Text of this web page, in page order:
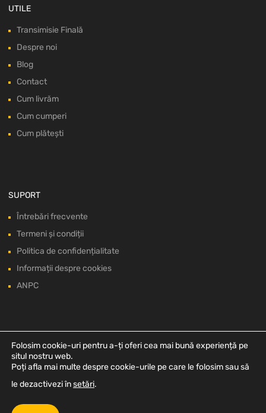
UTILE
Transimisie Finală
Despre noi
Blog
Contact
Cum livrăm
Cum cumperi
Cum plătești
SUPORT
Întrebări frecvente
Termeni și condiții
Politica de confidențialitate
Informații despre cookies
ANPC
Folosim cookie-uri pentru a-ți oferi cea mai bună experiență pe
situl nostru web.
Poți afla mai multe despre cookie-urile pe care le folosim sau să
le dezactivezi însetări.